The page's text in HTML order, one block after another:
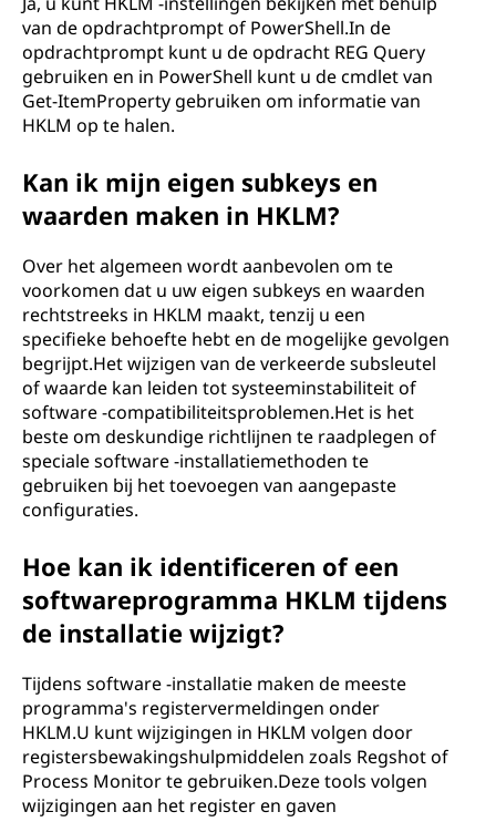
van de opdrachtprompt of PowerShell.In de
opdrachtprompt kunt u de opdracht REG Query
gebruiken en in PowerShell kunt u de cmdlet van
Get-ItemProperty gebruiken om informatie van
HKLM op te halen.
Kan ik mijn eigen subkeys en
waarden maken in HKLM?
Over het algemeen wordt aanbevolen om te
voorkomen dat u uw eigen subkeys en waarden
rechtstreeks in HKLM maakt, tenzij u een
specifieke behoefte hebt en de mogelijke gevolgen
begrijpt.Het wijzigen van de verkeerde subsleutel
of waarde kan leiden tot systeeminstabiliteit of
software -compatibiliteitsproblemen.Het is het
beste om deskundige richtlijnen te raadplegen of
speciale software -installatiemethoden te
gebruiken bij het toevoegen van aangepaste
configuraties.
Hoe kan ik identificeren of een
softwareprogramma HKLM tijdens
de installatie wijzigt?
Tijdens software -installatie maken de meeste
programma's registervermeldingen onder
HKLM.U kunt wijzigingen in HKLM volgen door
registersbewakingshulpmiddelen zoals Regshot of
Process Monitor te gebruiken.Deze tools volgen
wijzigingen aan het register en gaven